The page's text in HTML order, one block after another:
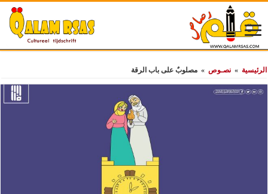
الرئيسية » نصـوص » مصلوبٌ على باب الرقة